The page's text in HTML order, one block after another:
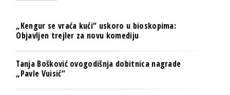
„Kengur se vraća kući“ uskoro u bioskopima:
Objavljen trejler za novu komediju
Tanja Bošković ovogodišnja dobitnica nagrade
„Pavle Vuisić“